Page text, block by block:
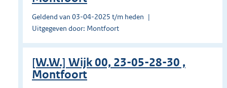
Geldend van 03-04-2025 t/m heden
Uitgegeven door: Montfoort
[W.W.] Wijk 00, 23-05-28-30 ,
Montfoort